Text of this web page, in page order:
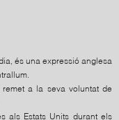
és una expressió anglesa
a la seva voluntat de
als Estats Units durant els